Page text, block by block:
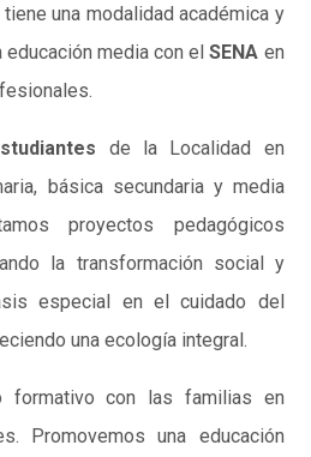
una modalidad académica y
educación media con elSENA en
de la Localidad en
básica secundaria y media
proyectos pedagógicos
la transformación social y
especial en el cuidado del
una ecología integral.
formativo con las familias en
Promovemos una educación